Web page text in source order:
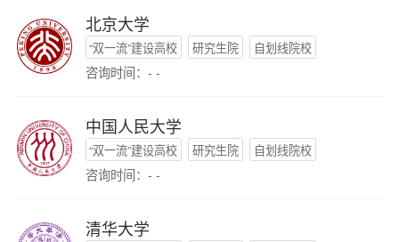
北京大学
“双一流”建设高校 研究生院 自划线院校
咨询时间：- -
中国人民大学
“双一流”建设高校 研究生院 自划线院校
咨询时间：- -
清华大学